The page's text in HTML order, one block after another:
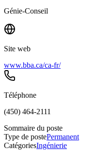
Génie-Conseil
Site web
www.bba.ca/ca-fr/
Téléphone
(450) 464-2111
Sommaire du poste
Type de postePermanent
CatégoriesIngénierie